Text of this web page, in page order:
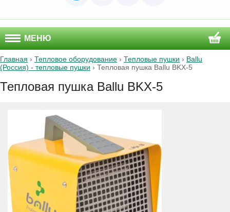
МЕНЮ
Главная › Тепловое оборудование › Тепловые пушки › Ballu
(Россия) - тепловые пушки › Тепловая пушка Ballu BKX-5
Тепловая пушка Ballu BKX-5